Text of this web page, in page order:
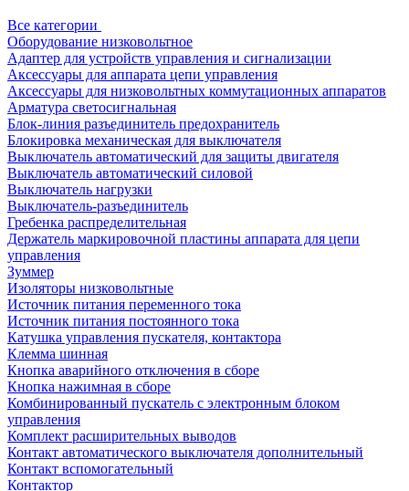
Все категории
Оборудование низковольтное
Адаптер для устройств управления и сигнализации
Аксессуары для аппарата цепи управления
Аксессуары для низковольтных коммутационных аппаратов
Арматура светосигнальная
Блок-линия разъединитель предохранитель
Блокировка механическая для выключателя
Выключатель автоматический для защиты двигателя
Выключатель автоматический силовой
Выключатель нагрузки
Выключатель-разъединитель
Гребенка распределительная
Держатель маркировочной пластины аппарата для цепи
управления
Зуммер
Изоляторы низковольтные
Источник питания переменного тока
Источник питания постоянного тока
Катушка управления пускателя, контактора
Клемма шинная
Кнопка аварийного отключения в сборе
Кнопка нажимная в сборе
Комбинированный пускатель с электронным блоком
управления
Комплект расширительных выводов
Контакт автоматического выключателя дополнительный
Контакт вспомогательный
Контактор